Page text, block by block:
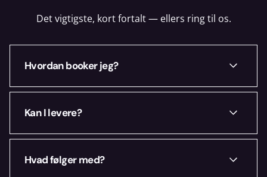
Det vigtigste, kort fortalt — ellers ring til os.
Hvordan booker jeg?
Vælg dine datoer ovenfor, læg i kurven og
en bekræftelse.
Kan I levere?
Ja — i København og omegn. Ring på +45
70 70 78 25, så finder vi den rigtige
Hvad følger med?